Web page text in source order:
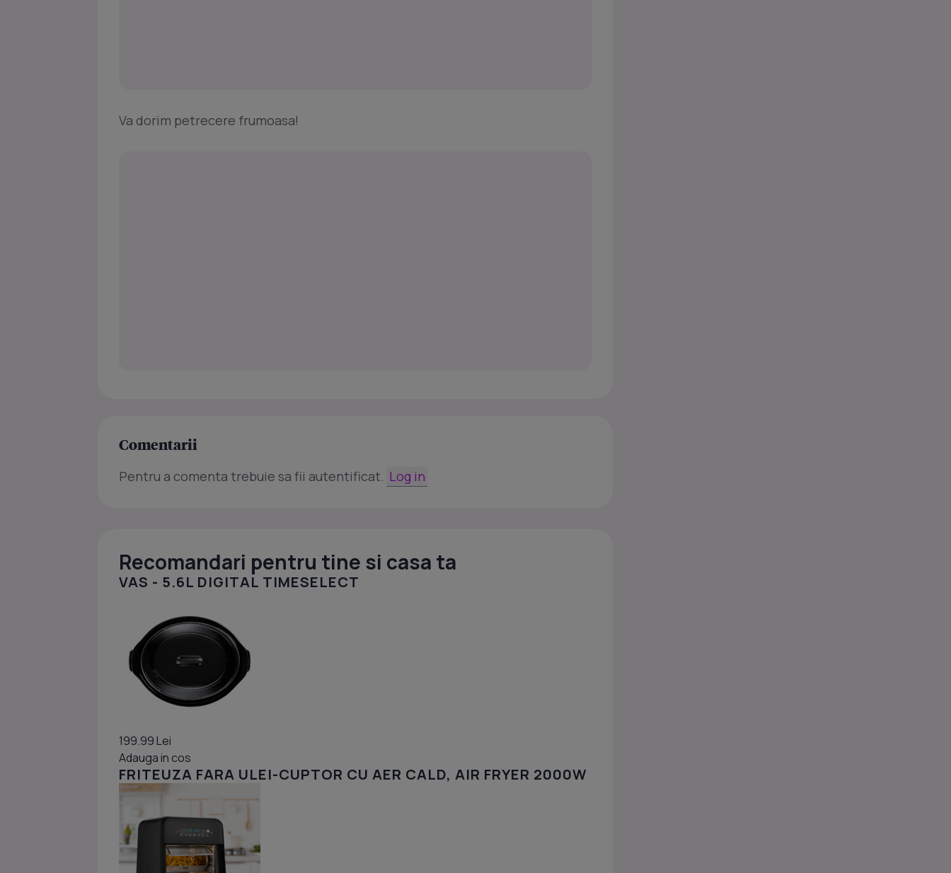
Va dorim petrecere frumoasa!
Comentarii
Pentru a comenta trebuie sa fii autentificat. Log in
Recomandari pentru tine si casa ta
VAS - 5.6L DIGITAL TIMESELECT
199.99 Lei
Adauga in cos
FRITEUZA FARA ULEI-CUPTOR CU AER CALD, AIR FRYER 2000W